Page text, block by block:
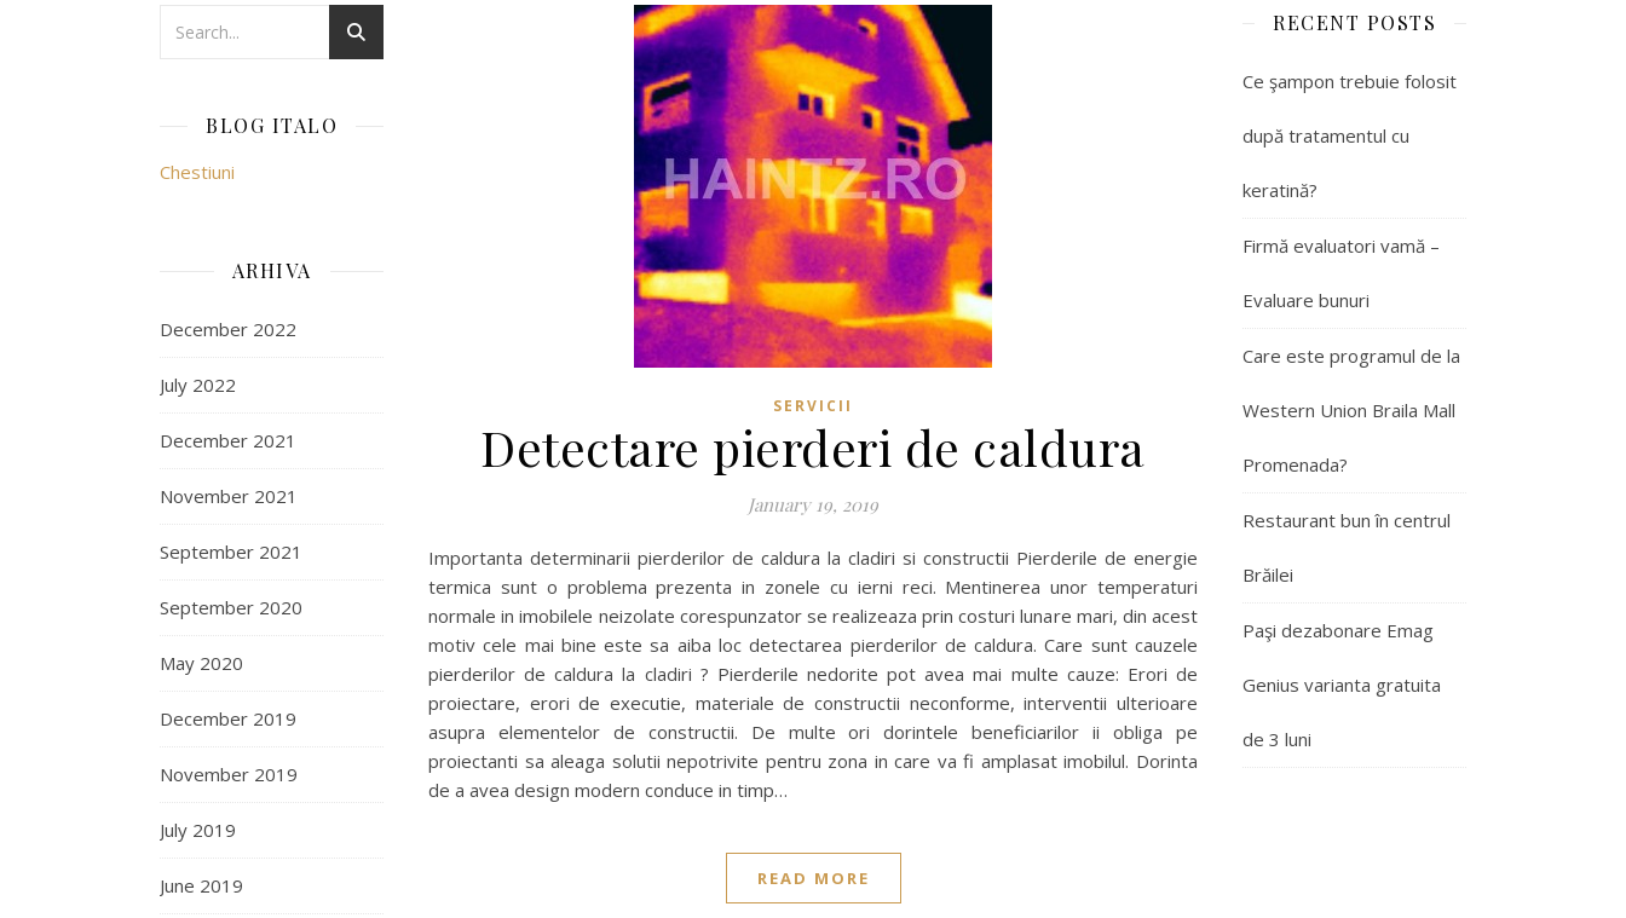
BLOG ITALO
Chestiuni
ARHIVA
December 2022
July 2022
December 2021
November 2021
September 2021
September 2020
May 2020
December 2019
November 2019
July 2019
June 2019
SERVICII
Detectare pierderi de caldura
January 19, 2019
Importanta determinarii pierderilor de caldura la cladiri si constructii Pierderile de energie
termica sunt o problema prezenta in zonele cu ierni reci. Mentinerea unor temperaturi
normale in imobilele neizolate corespunzator se realizeaza prin costuri lunare mari, din acest
motiv cele mai bine este sa aiba loc detectarea pierderilor de caldura. Care sunt cauzele
pierderilor de caldura la cladiri ? Pierderile nedorite pot avea mai multe cauze: Erori de
proiectare, erori de executie, materiale de constructii neconforme, interventii ulterioare
asupra elementelor de constructii. De multe ori dorintele beneficiarilor ii obliga pe
proiectanti sa aleaga solutii nepotrivite pentru zona in care va fi amplasat imobilul. Dorinta
de a avea design modern conduce in timp…
READ MORE
RECENT POSTS
Ce şampon trebuie folosit
după tratamentul cu
keratină?
Firmă evaluatori vamă –
Evaluare bunuri
Care este programul de la
Western Union Braila Mall
Promenada?
Restaurant bun în centrul
Brăilei
Paşi dezabonare Emag
Genius varianta gratuita
de 3 luni